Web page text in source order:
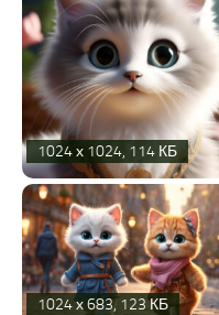
1024 х 1024, 114 КБ
1024 х 683, 123 КБ